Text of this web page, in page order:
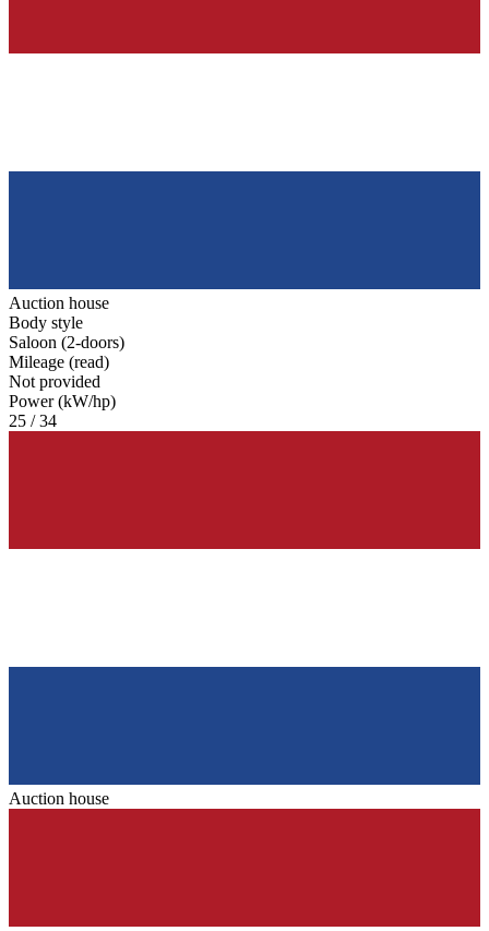
Auction house
Body style
Saloon (2-doors)
Mileage (read)
Not provided
Power (kW/hp)
25 / 34
Auction house